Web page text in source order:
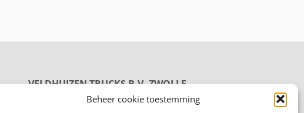
Beheer cookie toestemming
VELDHUIZEN TRUCKS B.V. ZWOLLE